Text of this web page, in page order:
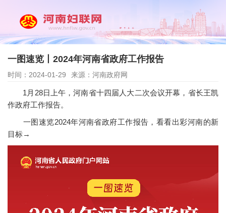
一图速览丨2024年河南省政府工作报告
时间：2024-01-29 来源：河南政府网
1月28日上午，河南省十四届人大二次会议开幕，省长王凯
作政府工作报告。
一图速览2024年河南省政府工作报告，看看出彩河南的新
目标→